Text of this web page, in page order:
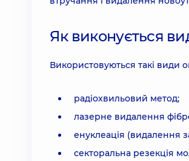
Як виконується
Використовуються такі види
радіохвильовий метод;
лазерне видалення
енуклеація (видалення
секторальна резекція